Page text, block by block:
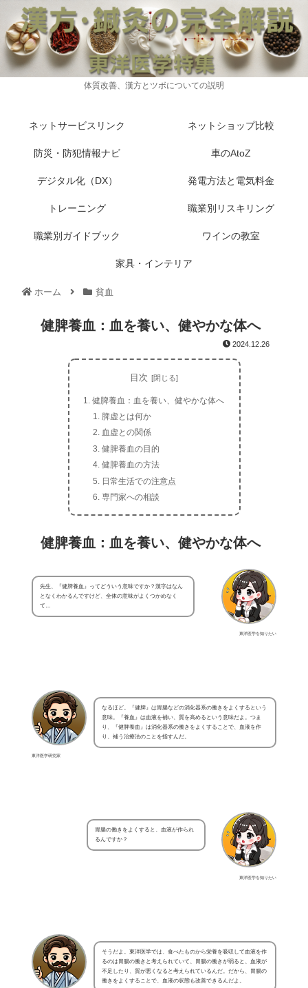
体質改善、漢方とツボについての説明
ネットサービスリンク ネットショップ比較
防災・防犯情報ナビ 車のAtoZ
デジタル化（DX） 発電方法と電気料金
トレーニング 職業別リスキリング
職業別ガイドブック ワインの教室
家具・インテリア
ホーム 貧血
健脾養血：血を養い、健やかな体へ
2024.12.26
目次
健脾養血：血を養い、健やかな体へ
脾虚とは何か
血虚との関係
健脾養血の目的
健脾養血の方法
日常生活での注意点
専門家への相談
健脾養血：血を養い、健やかな体へ
東洋医学を知りたい
先生、『健脾養血』ってどういう意味ですか？漢字はなん
となくわかるんですけど、全体の意味がよくつかめなく
て…
東洋医学研究家
なるほど。『健脾』は胃腸などの消化器系の働きをよくするという
意味。『養血』は血液を補い、質を高めるという意味だよ。つま
り、『健脾養血』は消化器系の働きをよくすることで、血液を作
り、補う治療法のことを指すんだ。
東洋医学を知りたい
胃腸の働きをよくすると、血液が作られ
るんですか？
そうだよ。東洋医学では、食べたものから栄養を吸収して血液を作
るのは胃腸の働きと考えられていて、胃腸の働きが弱ると、血液が
不足したり、質が悪くなると考えられているんだ。だから、胃腸の
働きをよくすることで、血液の状態も改善できるんだよ。